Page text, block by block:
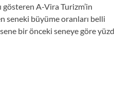
gösteren A-Vira Turizm’in
seneki büyüme oranları belli
bir önceki seneye göre